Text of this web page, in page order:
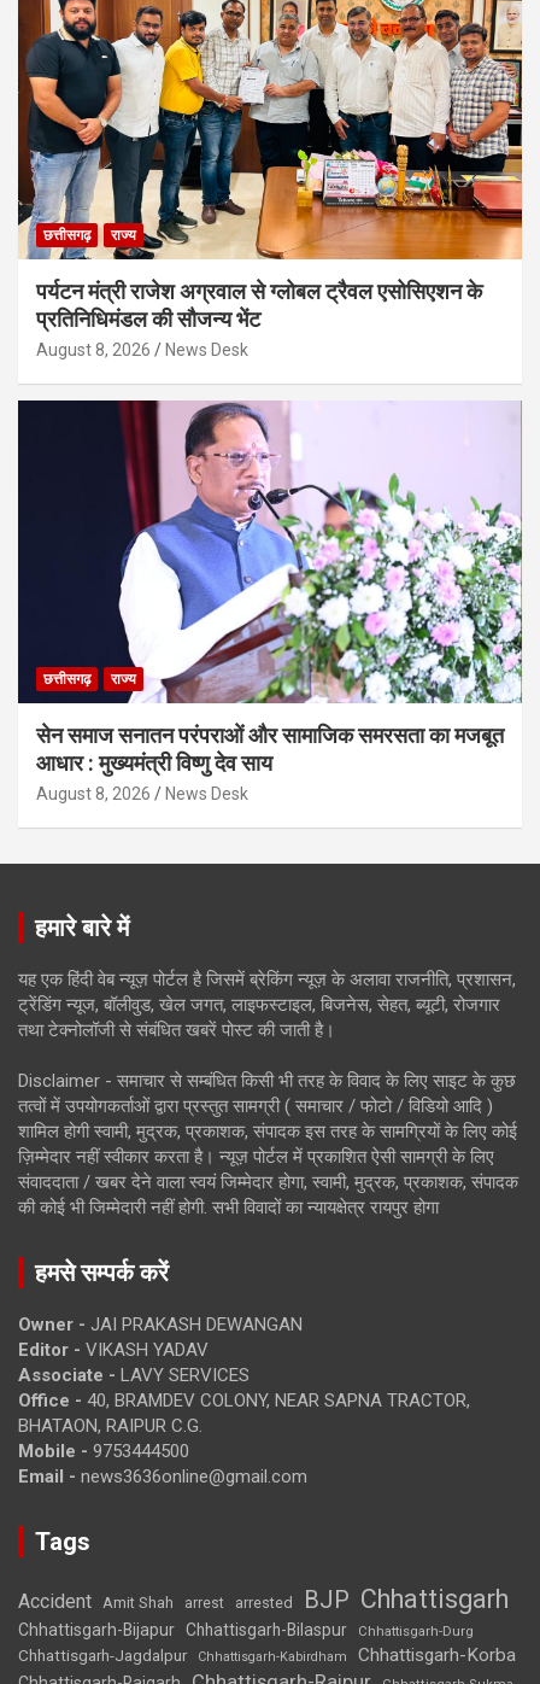
छत्तीसगढ़ राज्य
पर्यटन मंत्री राजेश अग्रवाल से ग्लोबल ट्रैवल एसोसिएशन के
प्रतिनिधिमंडल की सौजन्य भेंट
August 8, 2026 News Desk
छत्तीसगढ़ राज्य
सेन समाज सनातन परंपराओं और सामाजिक समरसता का मजबूत
आधार : मुख्यमंत्री विष्णु देव साय
August 8, 2026 News Desk
हमारे बारे में
यह एक हिंदी वेब न्यूज़ पोर्टल है जिसमें ब्रेकिंग न्यूज़ के अलावा राजनीति, प्रशासन,
ट्रेंडिंग न्यूज, बॉलीवुड, खेल जगत, लाइफस्टाइल, बिजनेस, सेहत, ब्यूटी, रोजगार
तथा टेक्नोलॉजी से संबंधित खबरें पोस्ट की जाती है।
Disclaimer - समाचार से सम्बंधित किसी भी तरह के विवाद के लिए साइट के कुछ
तत्वों में उपयोगकर्ताओं द्वारा प्रस्तुत सामग्री ( समाचार / फोटो / विडियो आदि )
शामिल होगी स्वामी, मुद्रक, प्रकाशक, संपादक इस तरह के सामग्रियों के लिए कोई
ज़िम्मेदार नहीं स्वीकार करता है। न्यूज़ पोर्टल में प्रकाशित ऐसी सामग्री के लिए
संवाददाता / खबर देने वाला स्वयं जिम्मेदार होगा, स्वामी, मुद्रक, प्रकाशक, संपादक
की कोई भी जिम्मेदारी नहीं होगी. सभी विवादों का न्यायक्षेत्र रायपुर होगा
हमसे सम्पर्क करें
Owner - JAI PRAKASH DEWANGAN
Editor - VIKASH YADAV
Associate - LAVY SERVICES
Office - 40, BRAMDEV COLONY, NEAR SAPNA TRACTOR,
BHATAON, RAIPUR C.G.
Mobile - 9753444500
Email - news3636online@gmail.com
Tags
Accident Amit Shah arrest arrested BJP Chhattisgarh
Chhattisgarh-Bijapur Chhattisgarh-Bilaspur Chhattisgarh-Durg
Chhattisgarh-Jagdalpur Chhattisgarh-Kabirdham Chhattisgarh-Korba